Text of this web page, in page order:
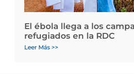
El ébola llega a los
refugiados en la RDC
Leer Más >>